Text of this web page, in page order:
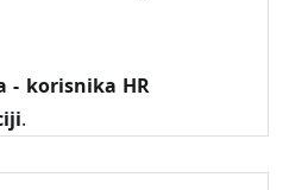
- korisnika HR
.